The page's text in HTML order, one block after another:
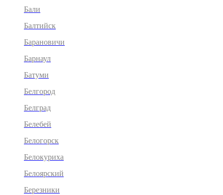
Бали
Балтийск
Барановичи
Барнаул
Батуми
Белгород
Белград
Белебей
Белогорск
Белокуриха
Белоярский
Березники